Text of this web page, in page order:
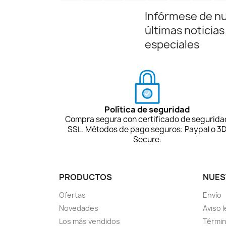
Infórmese de
últimas
especiales
Política de seguridad
Compra segura con certificado de
SSL. Métodos de pago seguros: Paypal o 3D
Secure.
PRODUCTOS
Ofertas
Novedades
Los más vendidos
Envío
Aviso